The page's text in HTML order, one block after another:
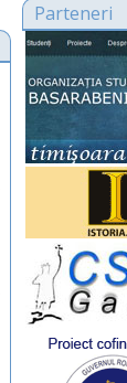
Parteneri